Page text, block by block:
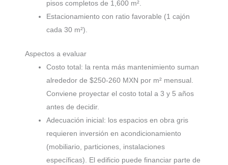
pisos completos de 1,600 m².
Estacionamiento con ratio favorable (1 cajón
cada 30 m²).
Aspectos a evaluar
Costo total: la renta más mantenimiento suman
alrededor de $250-260 MXN por m² mensual.
Conviene proyectar el costo total a 3 y 5 años
antes de decidir.
Adecuación inicial: los espacios en obra gris
requieren inversión en acondicionamiento
(mobiliario, particiones, instalaciones
específicas). El edificio puede financiar parte de